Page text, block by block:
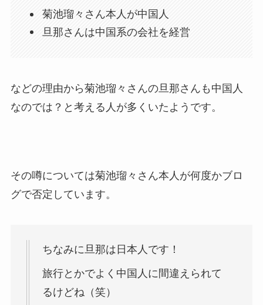
菊池瑠々さん本人が中国人
旦那さんは中国系の会社を経営
などの理由から菊池瑠々さんの旦那さんも中国人
なのでは？と考える人が多くいたようです。
その噂については菊池瑠々さん本人が何度かブロ
グで否定しています。
ちなみに旦那は日本人です！
旅行とかでよく中国人に間違えられて
るけどね（笑）